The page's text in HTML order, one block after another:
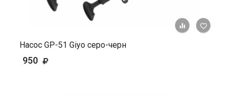
+ К
Насос GP-51 Giyo серо-черн
950